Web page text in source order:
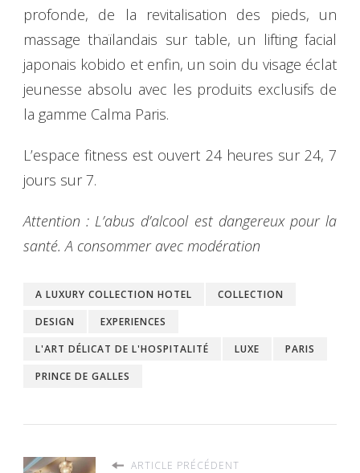
profonde, de la revitalisation des pieds, un
massage thaïlandais sur table, un lifting facial
japonais kobido et enfin, un soin du visage éclat
jeunesse absolu avec les produits exclusifs de
la gamme Calma Paris.
L’espace fitness est ouvert 24 heures sur 24, 7
jours sur 7.
Attention : L’abus d’alcool est dangereux pour la
santé. A consommer avec modération
A LUXURY COLLECTION HOTEL
COLLECTION
DESIGN
EXPERIENCES
L'ART DÉLICAT DE L'HOSPITALITÉ
LUXE
PARIS
PRINCE DE GALLES
ARTICLE PRÉCÉDENT